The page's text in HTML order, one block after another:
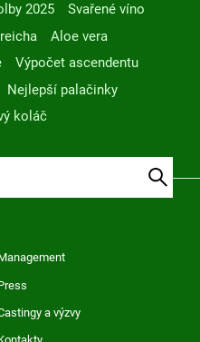
2025
Svařené víno
Aloe vera
Výpočet ascendentu
Nejlepší palačinky
koláč
a výzvy